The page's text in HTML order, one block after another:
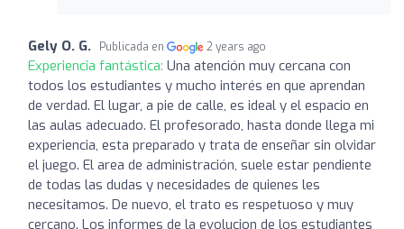
Gely O. G. Publicada en 2 years ago
Experiencia fantástica: Una atención muy cercana con
todos los estudiantes y mucho interés en que aprendan
de verdad. El lugar, a pie de calle, es ideal y el espacio en
las aulas adecuado. El profesorado, hasta donde llega mi
experiencia, esta preparado y trata de enseñar sin olvidar
el juego. El area de administración, suele estar pendiente
de todas las dudas y necesidades de quienes les
necesitamos. De nuevo, el trato es respetuoso y muy
cercano. Los informes de la evolucion de los estudiantes